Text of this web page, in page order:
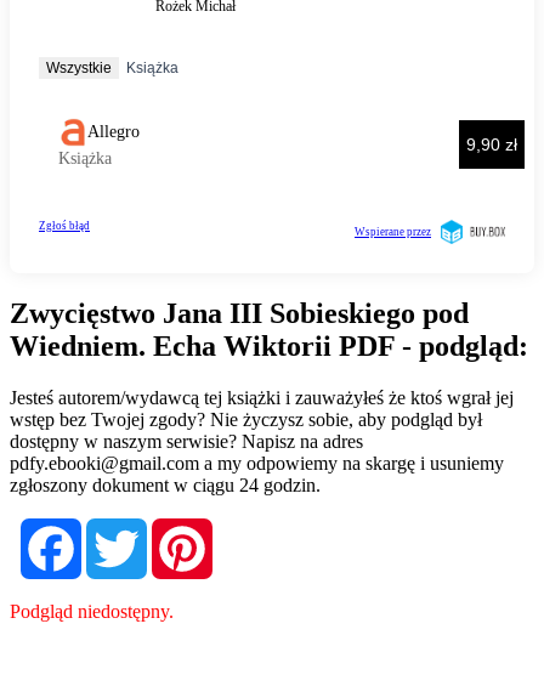
Zwycięstwo Jana III Sobieskiego pod
Wiedniem. Echa Wiktorii PDF - podgląd:
Jesteś autorem/wydawcą tej książki i zauważyłeś że ktoś wgrał jej
wstęp bez Twojej zgody? Nie życzysz sobie, aby podgląd był
dostępny w naszym serwisie? Napisz na adres
pdfy.ebooki@gmail.com a my odpowiemy na skargę i usuniemy
zgłoszony dokument w ciągu 24 godzin.
FacebookTwitter
Podgląd niedostępny.